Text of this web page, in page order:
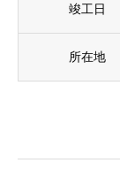
竣工日
所在地